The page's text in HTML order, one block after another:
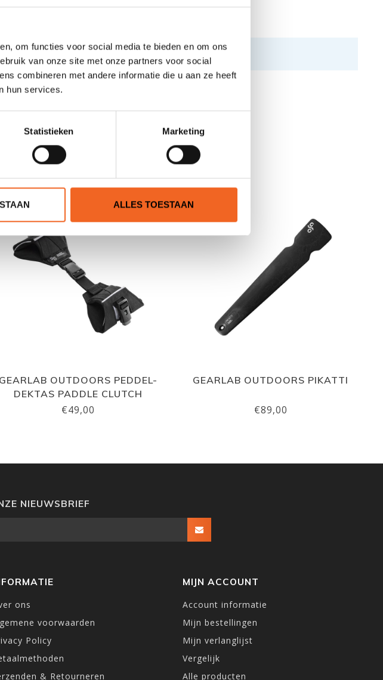
om functies voor social media te bieden en om ons
van onze site met onze partners voor social
combineren met andere informatie die u aan ze heeft
hun services.
Statistieken Marketing
ALLES TOESTAAN
GEARLAB OUTDOORS PEDDEL-
DEKTAS PADDLE CLUTCH
€49,00
GEARLAB OUTDOORS PIKATTI
€89,00
NIEUWSBRIEF
ons
voorwaarden
Policy
& Retourneren
MIJN ACCOUNT
Account informatie
Mijn bestellingen
Mijn verlanglijst
Vergelijk
Alle producten